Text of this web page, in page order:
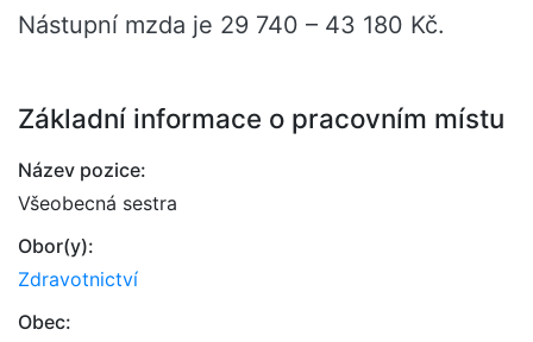
Nástupní mzda je 29 740 – 43 180 Kč.
Základní informace o pracovním místu
Název pozice:
Všeobecná sestra
Obor(y):
Zdravotnictví
Obec: